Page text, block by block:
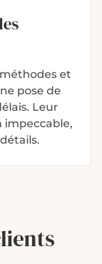
et
pose de
Leur
impeccable,